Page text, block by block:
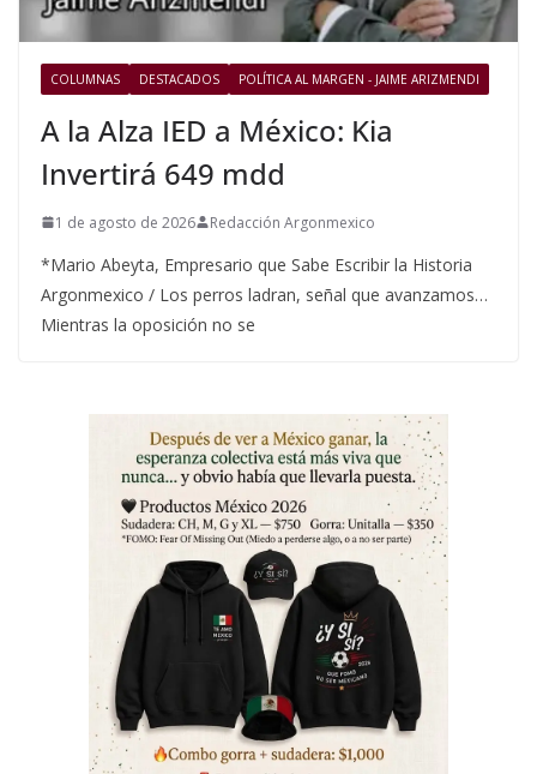
COLUMNAS DESTACADOS POLÍTICA AL MARGEN - JAIME ARIZMENDI
A la Alza IED a México: Kia
Invertirá 649 mdd
1 de agosto de 2026 Redacción Argonmexico
*Mario Abeyta, Empresario que Sabe Escribir la Historia
Argonmexico / Los perros ladran, señal que avanzamos…
Mientras la oposición no se